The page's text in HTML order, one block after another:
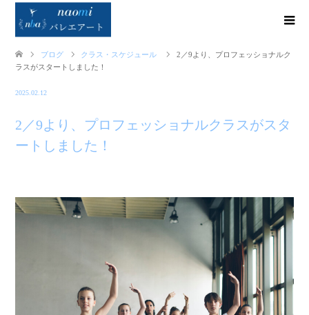
ブログ クラス・スケジュール
2／9より、プロフェッショナルク
ラスがスタートしました！
2025.02.12
2／9より、プロフェッショナルクラスがスタ
ートしました！